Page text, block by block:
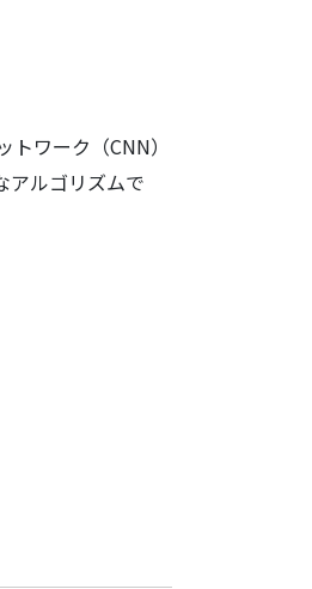
ワーク（CNN）
アルゴリズムで